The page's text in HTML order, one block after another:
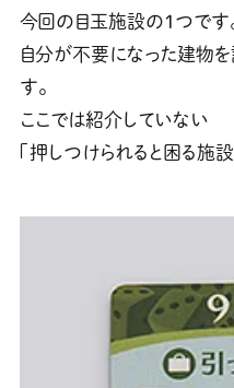
今回の目玉施設の１つです
自分が不要になった建物
す。
ここでは紹介していない
「押しつけられると困る施